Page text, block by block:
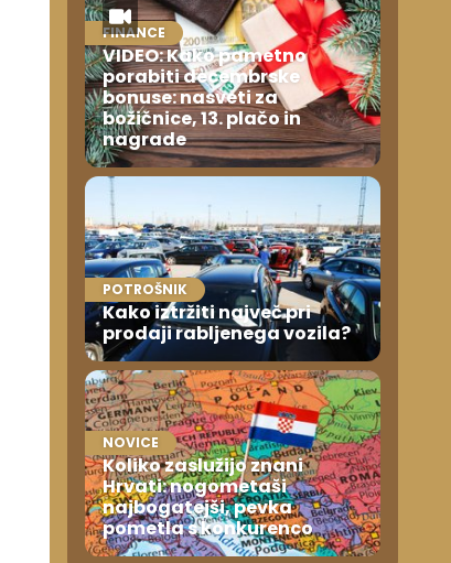
FINANCE
VIDEO: Kako pametno
porabiti decembrske
bonuse: nasveti za
božičnice, 13. plačo in
nagrade
POTROŠNIK
Kako iztržiti največ pri
prodaji rabljenega vozila?
NOVICE
Koliko zaslužijo znani
Hrvati: nogometaši
najbogatejši, pevka
pometla s konkurenco